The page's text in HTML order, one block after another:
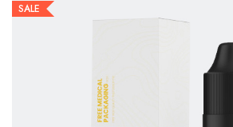
SALE